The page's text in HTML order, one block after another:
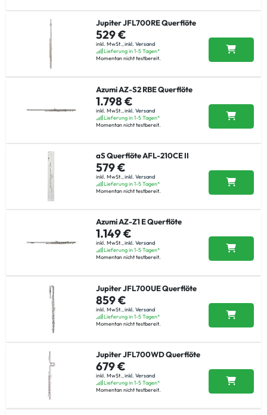
Jupiter JFL700RE Querflöte
529 €
inkl. MwSt., inkl. Versand
Lieferung in 1-5 Tagen*
Momentan nicht testbereit.
Azumi AZ-S2 RBE Querflöte
1.798 €
inkl. MwSt., inkl. Versand
Lieferung in 1-5 Tagen*
Momentan nicht testbereit.
aS Querflöte AFL-210CE II
579 €
inkl. MwSt., inkl. Versand
Lieferung in 1-5 Tagen*
Momentan nicht testbereit.
Azumi AZ-Z1 E Querflöte
1.149 €
inkl. MwSt.,inkl. Versand
Lieferung in 1-5 Tagen*
Momentan nicht testbereit.
Jupiter JFL700UE Querflöte
859 €
inkl. MwSt., inkl. Versand
Lieferung in 1-5 Tagen*
Momentan nicht testbereit.
Jupiter JFL700WD Querflöte
679 €
inkl. MwSt., inkl. Versand
Lieferung in 1-5 Tagen*
Momentan nicht testbereit.